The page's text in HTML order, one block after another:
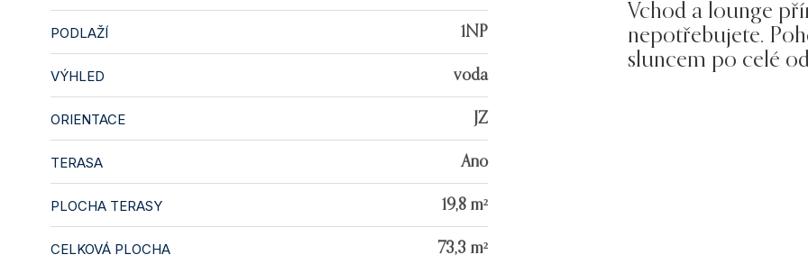
PODLAŽÍ 1NP
VÝHLED voda
ORIENTACE JZ
TERASA Ano
PLOCHA TERASY 19,8 m²
CELKOVÁ PLOCHA 73,3 m²
Vchod a lounge
nepotřebujete.
sluncem po celé